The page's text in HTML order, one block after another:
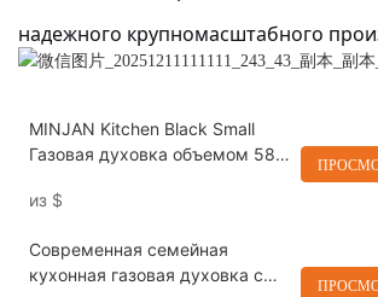
надежного крупномасштабного
MINJAN Kitchen Black Small
Газовая духовка объемом 58 л
из $
Современная семейная
кухонная газовая духовка с